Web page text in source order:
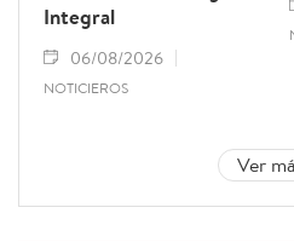
Integral
06/08/2026
NOTICIEROS
Ver